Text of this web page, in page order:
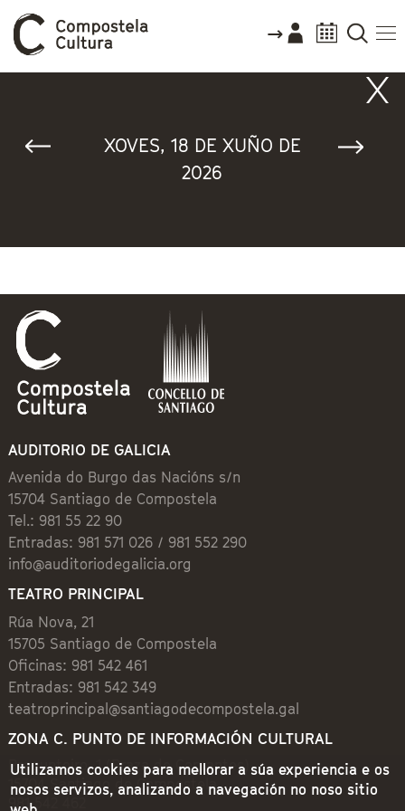
XOVES, 18 DE XUÑO DE
2026
AUDITORIO DE GALICIA
Avenida do Burgo das Nacións s/n
15704 Santiago de Compostela
Tel.: 981 55 22 90
Entradas: 981 571 026 / 981 552 290
info@auditoriodegalicia.org
TEATRO PRINCIPAL
Rúa Nova, 21
15705 Santiago de Compostela
Oficinas: 981 542 461
Entradas: 981 542 349
teatroprincipal@santiagodecompostela.gal
ZONA C. PUNTO DE INFORMACIÓN CULTURAL
Preguntoiro, 1 (Praza de Cervantes)
15704 Santiago de Compostela
981 542 462
Utilizamos cookies para mellorar a súa experiencia e os
nosos servizos, analizando a navegación no noso sitio